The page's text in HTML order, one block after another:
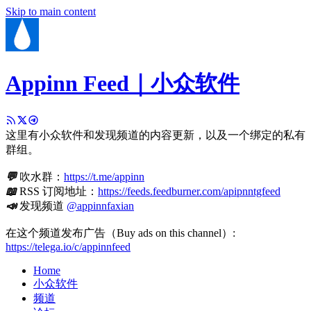
Skip to main content
Appinn Feed｜小众软件
这里有小众软件和发现频道的内容更新，以及一个绑定的私有
群组。
💬吹水群： https://t.me/appinn
📖RSS 订阅地址： https://feeds.feedburner.com/apipnntgfeed
📣发现频道 @appinnfaxian
在这个频道发布广告（Buy ads on this channel）:
https://telega.io/c/appinnfeed
Home
小众软件
频道